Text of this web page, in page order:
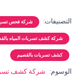
التصنيفات: شركة فحص
شركة كشف تسربات المياه
كشف تسربات بالقصيم
الوسوم:
شركة كشف